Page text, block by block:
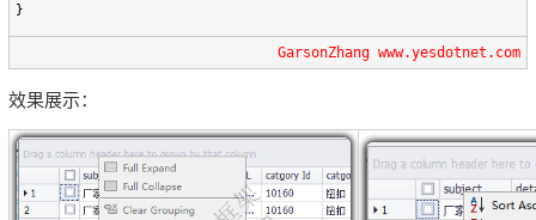
}
GarsonZhang www.yesdotnet.com
效果展示：